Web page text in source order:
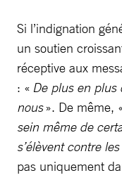
Si l’indignation
un soutien
réceptive aux
: « De plus en plus
nous». De même,
sein même de
s’élèvent contre
pas uniquement